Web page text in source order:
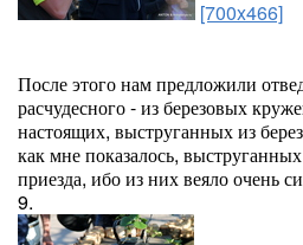
[700x466]
После этого нам предложили
расчудесного - из березовых
настоящих, выструганных из
как мне показалось,
приезда, ибо из них веяло очень
9.